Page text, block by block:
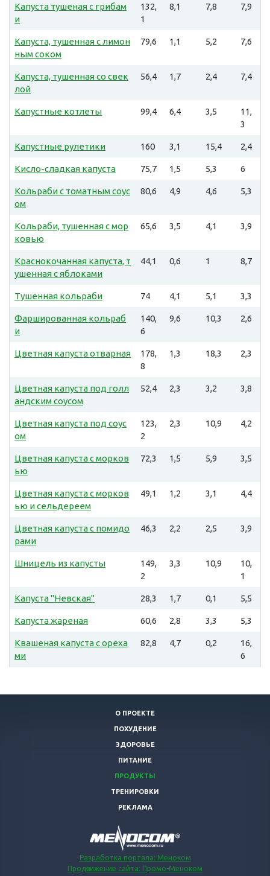
Капуста тушеная с грибам
и
132,
1
8,1 7,8 7,9
Капуста, тушенная с лимон
ным соком
79,6 1,1 5,2 7,6
Капуста, тушенная со свек
лой
56,4 1,7 2,4 7,4
Капустные котлеты 99,4 6,4 3,5
11,
3
Капустные рулетики 160 3,1 15,4 2,4
Кисло-сладкая капуста 75,7 1,5 5,3 6
Кольраби с томатным соус
ом
80,6 4,9 4,6 5,3
Кольраби, тушенная с мор
ковью
65,6 3,5 4,1 3,9
Краснокочанная капуста, т
ушенная с яблоками
44,1 0,6 1 8,7
Тушенная кольраби 74 4,1 5,1 3,3
Фаршированная кольраб
и
140,
6
9,6 10,3 2,6
Цветная капуста отварная
178,
8
1,3 18,3 2,3
Цветная капуста под голл
андским соусом
52,4 2,3 3,2 3,8
Цветная капуста под соус
ом
123,
2
2,3 10,9 4,2
Цветная капуста с морков
ью
72,3 1,5 5,9 3,5
Цветная капуста с морков
ью и сельдереем
49,1 1,2 3,1 4,4
Цветная капуста с помидо
рами
46,3 2,2 2,5 3,9
Шницель из капусты
149,
2
3,3 10,9
10,
1
Капуста "Невская" 28,3 1,7 0,1 5,5
Капуста жареная 60,6 2,8 3,3 5,3
Квашеная капуста с ореха
ми
82,8 4,7 0,2
16,
6
О ПРОЕКТЕ
ПОХУДЕНИЕ
ЗДОРОВЬЕ
ПИТАНИЕ
ПРОДУКТЫ
ТРЕНИРОВКИ
РЕКЛАМА
Разработка портала: Меноком
Продвижение сайта: Промо-Меноком